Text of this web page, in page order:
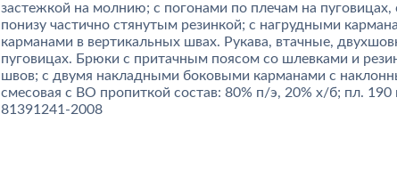
застежкой на молнию; с погонами по плечам на
понизу частично стянутым резинкой; с нагрудными
карманами в вертикальных швах. Рукава, втачные,
пуговицах. Брюки с притачным поясом со шлевками и
швов; с двумя накладными боковыми карманами с
смесовая с ВО пропиткой состав: 80% п/э, 20% х/б; пл.
81391241-2008